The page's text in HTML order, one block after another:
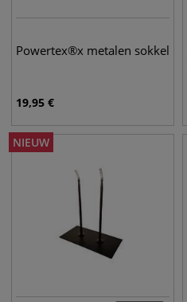
Powertex®x metalen sokkel
19,95 €
NIEUW